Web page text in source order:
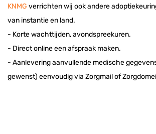
KNMG verrichten wij ook andere
van instantie en land.
- Korte wachttijden, avondspreekuren.
- Direct online een afspraak maken.
- Aanlevering aanvullende medische
gewenst) eenvoudig via Zorgmail of